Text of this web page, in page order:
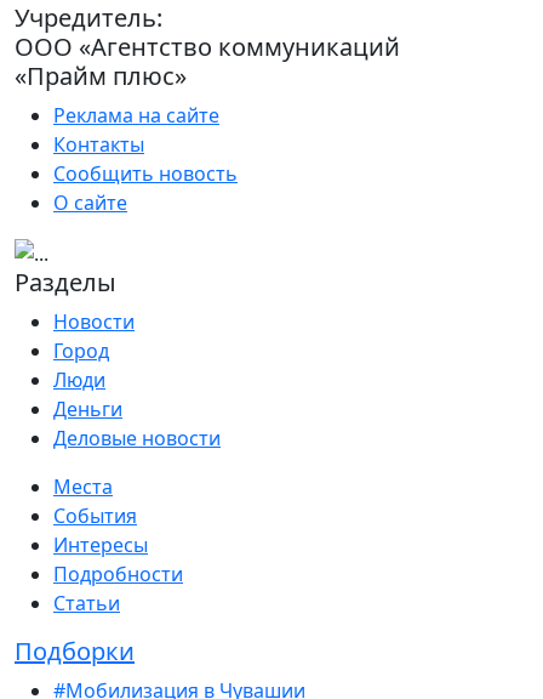
Учредитель:
ООО «Агентство коммуникаций
«Прайм плюс»
Реклама на сайте
Контакты
Сообщить новость
О сайте
Разделы
Новости
Город
Люди
Деньги
Деловые новости
Места
События
Интересы
Подробности
Статьи
Подборки
#Мобилизация в Чувашии